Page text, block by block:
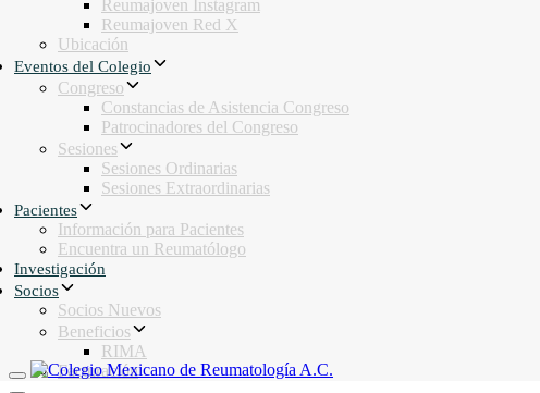
Reumajoven Instagram
Reumajoven Red X
Ubicación
Eventos del Colegio
Congreso
Constancias de Asistencia Congreso
Patrocinadores del Congreso
Sesiones
Sesiones Ordinarias
Sesiones Extraordinarias
Pacientes
Información para Pacientes
Encuentra un Reumatólogo
Investigación
Socios
Socios Nuevos
Beneficios
RIMA
Facturación
Toggle navigation